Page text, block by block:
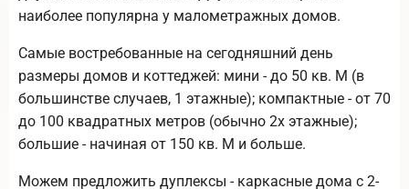
наиболее популярна у малометражных домов.
Самые востребованные на сегодняшний день
размеры домов и коттеджей: мини - до 50 кв. М (в
большинстве случаев, 1 этажные); компактные - от 70
до 100 квадратных метров (обычно 2х этажные);
большие - начиная от 150 кв. М и больше.
Можем предложить дуплексы - каркасные дома с 2-